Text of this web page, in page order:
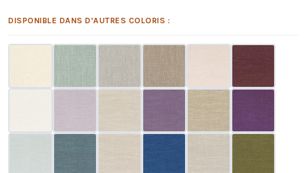
DISPONIBLE DANS D'AUTRES COLORIS :